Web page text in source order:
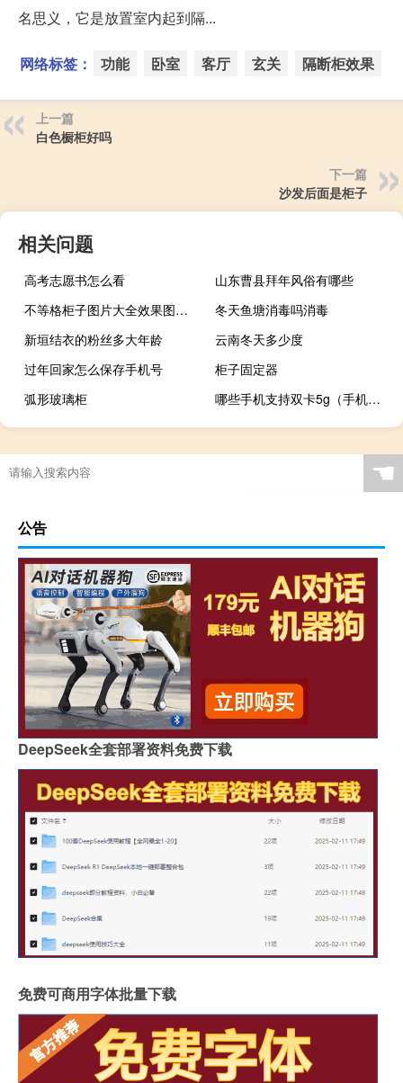
名思义，它是放置室内起到隔...
网络标签： 功能 卧室 客厅 玄关 隔断柜效果
上一篇
白色橱柜好吗
下一篇
沙发后面是柜子
相关问题
高考志愿书怎么看
山东曹县拜年风俗有哪些
不等格柜子图片大全效果图大全
冬天鱼塘消毒吗消毒
新垣结衣的粉丝多大年龄
云南冬天多少度
过年回家怎么保存手机号
柜子固定器
弧形玻璃柜
哪些手机支持双卡5g（手机不支持5g怎么办）
☚
公告
DeepSeek全套部署资料免费下载
免费可商用字体批量下载